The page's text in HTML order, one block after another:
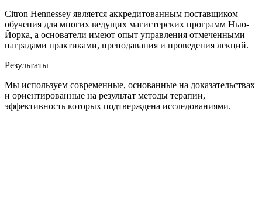
Citron Hennessey является аккредитованным поставщиком
обучения для многих ведущих магистерских программ Нью-
Йорка, а основатели имеют опыт управления отмеченными
наградами практиками, преподавания и проведения лекций.
Результаты
Мы используем современные, основанные на доказательствах
и ориентированные на результат методы терапии,
эффективность которых подтверждена исследованиями.